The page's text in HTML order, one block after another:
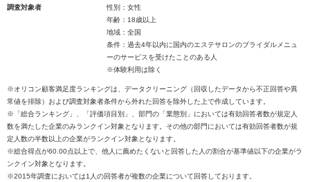
調査対象者
性別：女性
年齢：18歳以上
地域：全国
条件：過去4年以内に国内のエステサロンのブライダルメニュ
ーのサービスを受けたことのある人
※体験利用は除く
※オリコン顧客満足度ランキングは、データクリーニング（回収したデータから不正回答や異
常値を排除）および調査対象者条件から外れた回答を除外した上で作成しています。
※「総合ランキング」、「評価項目別」、部門の「業態別」においては有効回答者数が規定人
数を満たした企業のみランクイン対象となります。その他の部門においては有効回答者数が規
定人数の半数以上の企業がランクイン対象となります。
※総合得点が60.00点以上で、他人に薦めたくないと回答した人の割合が基準値以下の企業がラ
ンクイン対象となります。
※2015年調査においては1人の回答者が複数の企業について回答しております。